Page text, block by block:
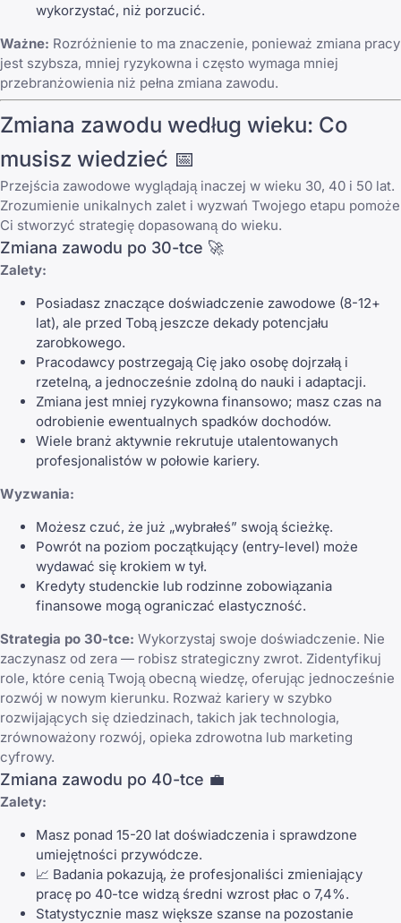
wykorzystać, niż porzucić.
Ważne: Rozróżnienie to ma znaczenie, ponieważ zmiana pracy
jest szybsza, mniej ryzykowna i często wymaga mniej
przebranżowienia niż pełna zmiana zawodu.
Zmiana zawodu według wieku: Co
musisz wiedzieć 📅
Przejścia zawodowe wyglądają inaczej w wieku 30, 40 i 50 lat.
Zrozumienie unikalnych zalet i wyzwań Twojego etapu pomoże
Ci stworzyć strategię dopasowaną do wieku.
Zmiana zawodu po 30-tce 🚀
Zalety:
Posiadasz znaczące doświadczenie zawodowe (8-12+
lat), ale przed Tobą jeszcze dekady potencjału
zarobkowego.
Pracodawcy postrzegają Cię jako osobę dojrzałą i
rzetelną, a jednocześnie zdolną do nauki i adaptacji.
Zmiana jest mniej ryzykowna finansowo; masz czas na
odrobienie ewentualnych spadków dochodów.
Wiele branż aktywnie rekrutuje utalentowanych
profesjonalistów w połowie kariery.
Wyzwania:
Możesz czuć, że już „wybrałeś” swoją ścieżkę.
Powrót na poziom początkujący (entry-level) może
wydawać się krokiem w tył.
Kredyty studenckie lub rodzinne zobowiązania
finansowe mogą ograniczać elastyczność.
Strategia po 30-tce: Wykorzystaj swoje doświadczenie. Nie
zaczynasz od zera — robisz strategiczny zwrot. Zidentyfikuj
role, które cenią Twoją obecną wiedzę, oferując jednocześnie
rozwój w nowym kierunku. Rozważ kariery w szybko
rozwijających się dziedzinach, takich jak technologia,
zrównoważony rozwój, opieka zdrowotna lub marketing
cyfrowy.
Zmiana zawodu po 40-tce 💼
Zalety:
Masz ponad 15-20 lat doświadczenia i sprawdzone
umiejętności przywódcze.
📈 Badania pokazują, że profesjonaliści zmieniający
pracę po 40-tce widzą średni wzrost płac o 7,4%.
Statystycznie masz większe szanse na pozostanie